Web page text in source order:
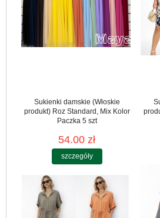
Sukienki damskie (Włoskie
produkt) Roz Standard, Mix Kolor
Paczka 5 szt
54.00 zł
szczegóły